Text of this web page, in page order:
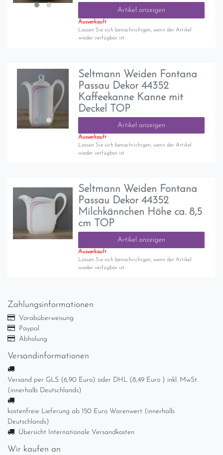
Artikel anzeigen
Ausverkauft
Lassen Sie sich benachrichigen, wenn der Artikel
wieder verfügbar ist.
Seltmann Weiden Fontana
Passau Dekor 44352
Kaffeekanne Kanne mit
Deckel TOP
Artikel anzeigen
Ausverkauft
Lassen Sie sich benachrichigen, wenn der Artikel
wieder verfügbar ist.
Seltmann Weiden Fontana
Passau Dekor 44352
Milchkännchen Höhe ca. 8,5
cm TOP
Artikel anzeigen
Ausverkauft
Lassen Sie sich benachrichigen, wenn der Artikel
wieder verfügbar ist.
Zahlungsinformationen
Vorabüberweisung
Paypal
Abholung
Versandinformationen
Versand per GLS (6,90 Euro) oder DHL (8,49 Euro ) inkl. MwSt.
(innerhalb Deutschlands)
kostenfreie Lieferung ab 150 Euro Warenwert (innerhalb
Deutschlands)
Übersicht Internationale Versandkosten
Wir kaufen an